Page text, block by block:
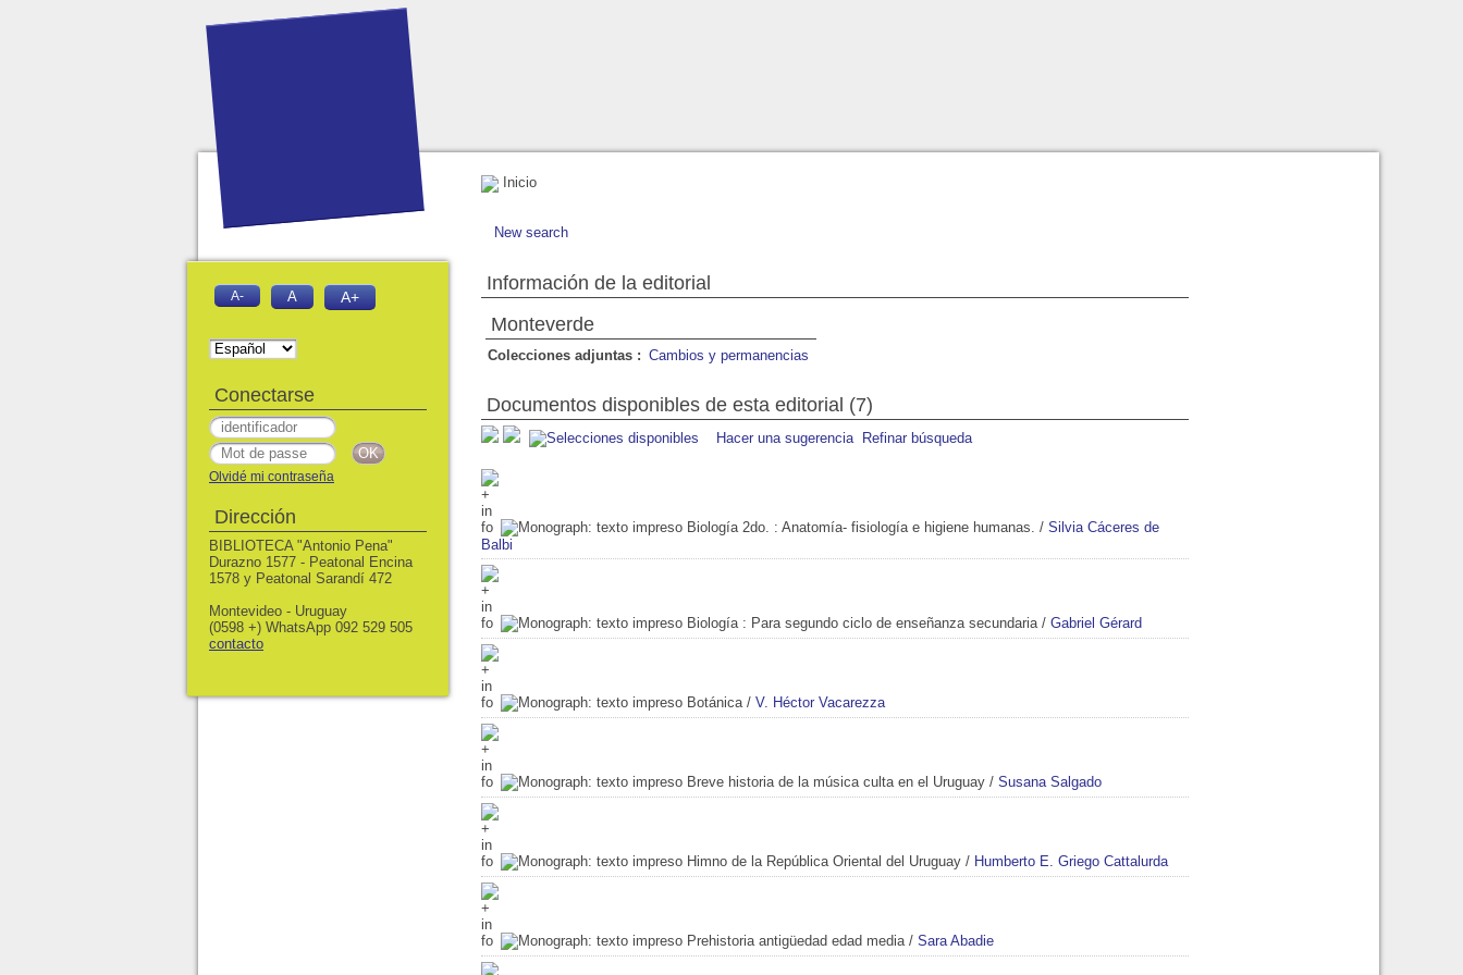
Inicio
New search
Información de la editorial
Monteverde
Colecciones adjuntas : Cambios y permanencias
Documentos disponibles de esta editorial (7)
Hacer una sugerencia Refinar búsqueda
Biología 2do. : Anatomía- fisiología e higiene humanas. / Silvia Cáceres de
Balbi
Biología : Para segundo ciclo de enseñanza secundaria / Gabriel Gérard
Botánica / V. Héctor Vacarezza
Breve historia de la música culta en el Uruguay / Susana Salgado
Himno de la República Oriental del Uruguay / Humberto E. Griego Cattalurda
Prehistoria antigüedad edad media / Sara Abadie
A- A A+
Conectarse
Olvidé mi contraseña
Dirección
BIBLIOTECA "Antonio Pena"
Durazno 1577 - Peatonal Encina
1578 y Peatonal Sarandí 472
Montevideo - Uruguay
(0598 +) WhatsApp 092 529 505
contacto